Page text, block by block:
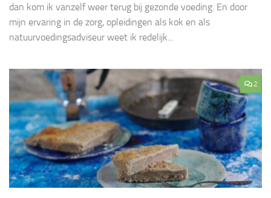
dan kom ik vanzelf weer terug bij gezonde voeding. En door
mijn ervaring in de zorg, opleidingen als kok en als
natuurvoedingsadviseur weet ik redelijk...
2